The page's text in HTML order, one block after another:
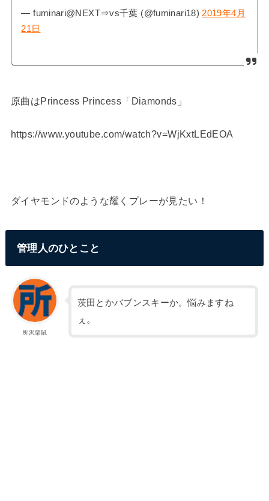
— fuminari@NEXT⇒vs千葉 (@fuminari18) 2019年4月
21日
原曲はPrincess Princess「Diamonds」
https://www.youtube.com/watch?v=WjKxtLEdEOA
ダイヤモンドのような耀くプレーが見たい！
管理人のひとこと
所沢栗鼠
茨田とかバブンスキーか。悩みますね
ぇ。